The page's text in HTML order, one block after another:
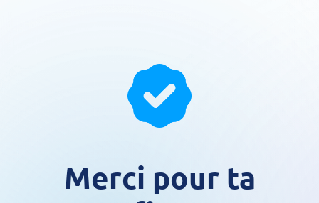
Merci pour ta